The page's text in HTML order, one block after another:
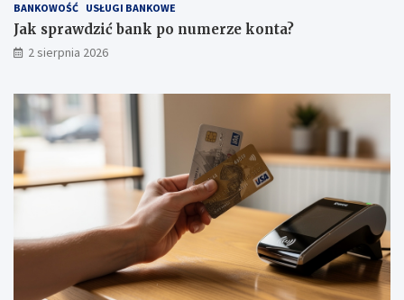
BANKOWOŚĆ USŁUGI BANKOWE
Jak sprawdzić bank po numerze konta?
2 sierpnia 2026